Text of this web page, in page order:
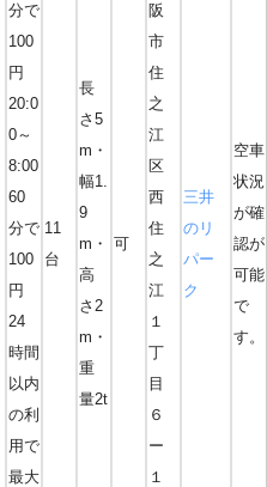
分で
100
円
20:0
0～
8:00
60
分で
100
円
24
時間
以内
の利
用で
最大
11
台
長
さ5
m・
幅1.
9
m・
高
さ2
m・
重
量2t
可
阪
市
住
之
江
区
西
住
之
江
１
丁
目
６
ー
１
三井
のリ
パー
ク
空車
状況
が確
認が
可能
で
す。